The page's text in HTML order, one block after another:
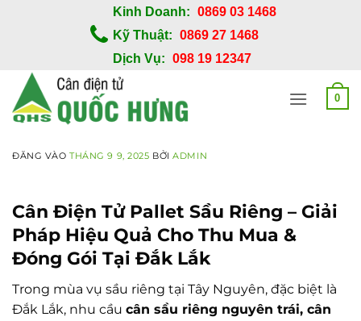
dung
Kinh Doanh: 0869 03 1468
Kỹ Thuật: 0869 27 1468
Dịch Vụ: 098 19 12347
0
ĐĂNG VÀOTHÁNG 9 9, 2025 BỞIADMIN
Cân Điện Tử Pallet Sầu Riêng – Giải
Pháp Hiệu Quả Cho Thu Mua &
Đóng Gói Tại Đắk Lắk
Trong mùa vụ sầu riêng tại Tây Nguyên, đặc biệt là
Đắk Lắk, nhu cầu cân sầu riêng nguyên trái, cân